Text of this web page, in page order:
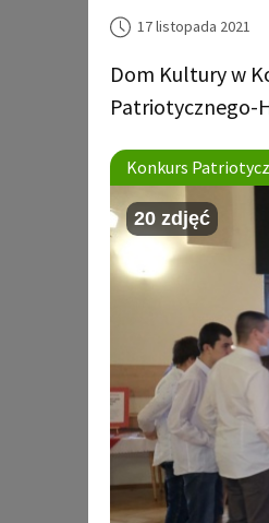
17 listopada 2021
Dom Kultury w
Patriotycznego-
Konkurs
20 zdjęć